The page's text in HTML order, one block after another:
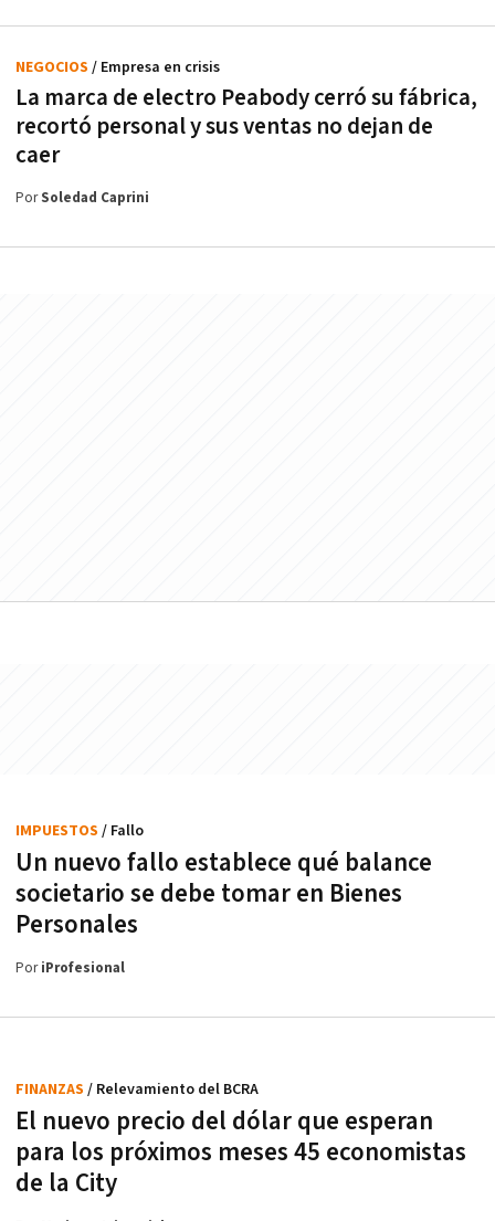
La marca de electro Peabody cerró su fábrica,
recortó personal y sus ventas no dejan de
caer
NEGOCIOS / Empresa en crisis
PorSoledad Caprini
Un nuevo fallo establece qué balance
societario se debe tomar en Bienes
Personales
IMPUESTOS / Fallo
PoriProfesional
El nuevo precio del dólar que esperan
para los próximos meses 45 economistas
de la City
FINANZAS / Relevamiento del BCRA